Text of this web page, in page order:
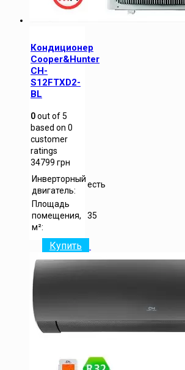
Кондиционер
Cooper&Hunter
CH-
S12FTXD2-
BL
0out of5
based on 0
customer
ratings
34799 грн
Инверторный
двигатель:
есть
Площадь
помещения,
м²:
35
Купить